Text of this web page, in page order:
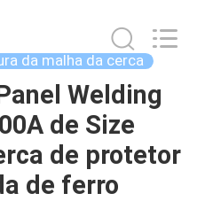
da malha da cerca
Welding
de Size
de protetor
de ferro